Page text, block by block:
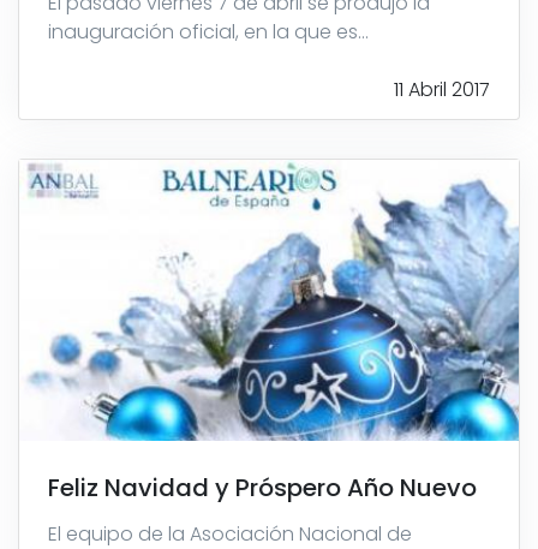
inauguración oficial, en la que es...
11 Abril 2017
Feliz Navidad y Próspero Año Nuevo
El equipo de la Asociación Nacional de